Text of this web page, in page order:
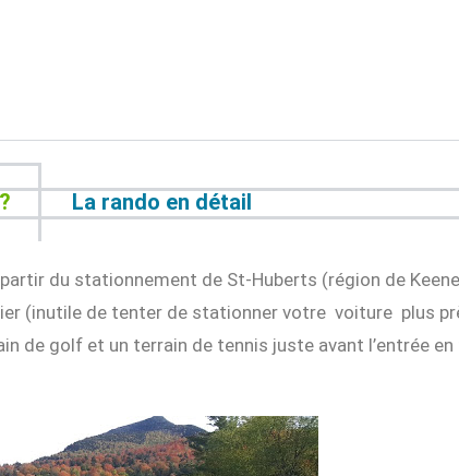
La rando en détail
du stationnement de St-Huberts (région de
(inutile de tenter de stationner votre voiture plus
de golf et un terrain de tennis juste avant l’entrée